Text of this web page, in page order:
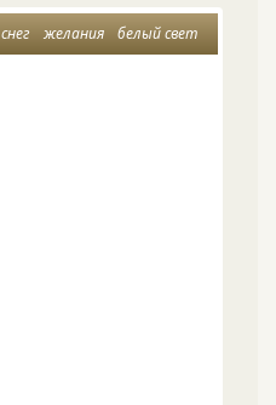
снег желания белый свет